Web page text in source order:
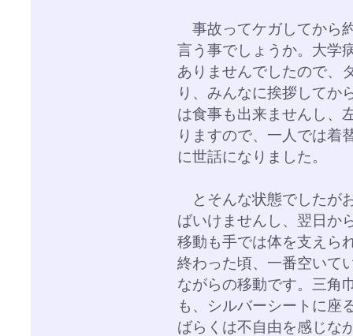
事故ってケガしてから
言う事でしょうか。大学
ありませんでしたので、
り、みんなに挨拶してか
は食事も出来ませんし、
りますので、一人では着
に世話になりました。
とそんな状態でしたが
ばいけませんし、翌日か
移動も手では体を支えら
終わった頃、一番空いて
ながらの移動です。三角
も、シルバーシートに座
ばらくは不自由を感じな